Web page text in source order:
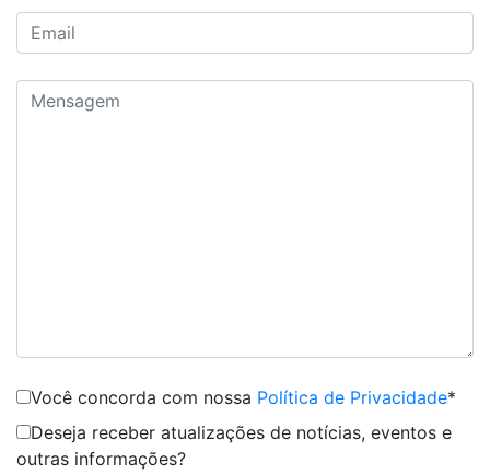
Você concorda com nossa Política de Privacidade*
Deseja receber atualizações de notícias, eventos e
outras informações?